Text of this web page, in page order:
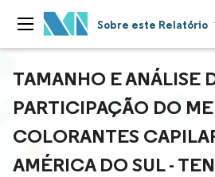
Sobre este Relatório
TAMANHO E ANÁLISE
PARTICIPAÇÃO DO
COLORANTES
AMÉRICA DO SUL -